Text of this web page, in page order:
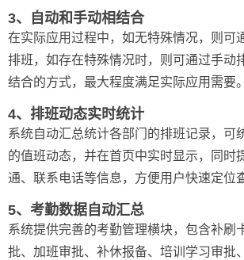
3、自动和手动相结合
在实际应用过程中，如无特殊情况，则可
排班，如存在特殊情况时，则可通过手动
结合的方式，最大程度满足实际应用需要。
4、排班动态实时统计
系统自动汇总统计各部门的排班记录，可
的值班动态，并在首页中实时显示，同时
通、联系电话等信息，方便用户快速定位
5、考勤数据自动汇总
系统提供完善的考勤管理横块，包含补刷
批、加班审批、补休报备、培训学习审批